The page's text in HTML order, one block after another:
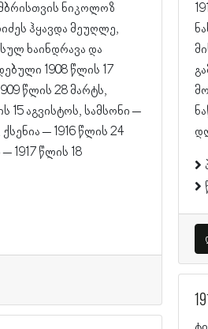
ნიკოლოზ
ჰყავდა მეუღლე,
ხაინდრავა და
1908 წლის 17
წლის 28 მარტს,
15 აგვისტოს, სამსონი –
ქსენია – 1916 წლის 24
1917 წლის 18